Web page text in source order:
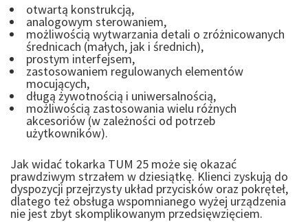
otwartą konstrukcją,
analogowym sterowaniem,
możliwością wytwarzania detali o zróżnicowanych
średnicach (małych, jak i średnich),
prostym interfejsem,
zastosowaniem regulowanych elementów
mocujących,
długą żywotnością i uniwersalnością,
możliwością zastosowania wielu różnych
akcesoriów (w zależności od potrzeb
użytkowników).
Jak widać tokarka TUM 25 może się okazać
prawdziwym strzałem w dziesiątkę. Klienci zyskują do
dyspozycji przejrzysty układ przycisków oraz pokręteł,
dlatego też obsługa wspomnianego wyżej urządzenia
nie jest zbyt skomplikowanym przedsięwzięciem.